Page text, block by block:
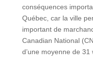
conséquences
Québec, car la ville
important de
Canadian National
d’une moyenne de